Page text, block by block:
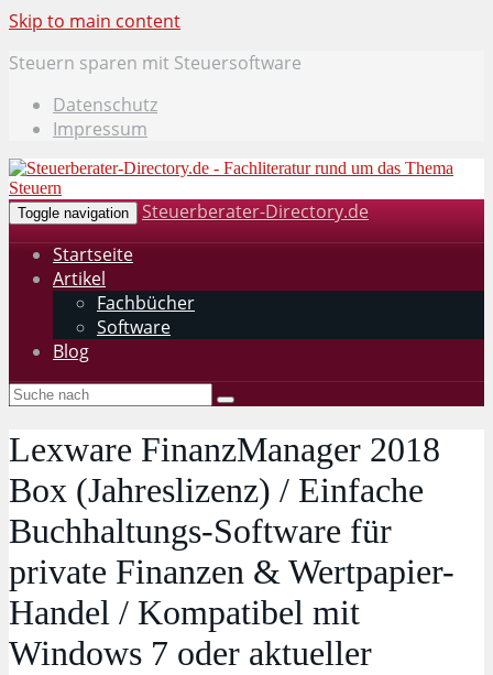
Skip to main content
Steuern sparen mit Steuersoftware
Datenschutz
Impressum
Toggle navigation
Steuerberater-Directory.de
Startseite
Artikel
Fachbücher
Software
Blog
Lexware FinanzManager 2018
Box (Jahreslizenz) / Einfache
Buchhaltungs-Software für
private Finanzen & Wertpapier-
Handel / Kompatibel mit
Windows 7 oder aktueller